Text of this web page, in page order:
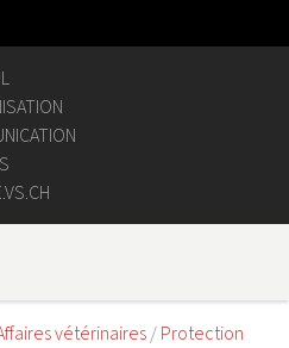
vétérinaires
Protection